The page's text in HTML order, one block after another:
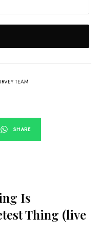
TEAM
SHARE
Is
Thing (live